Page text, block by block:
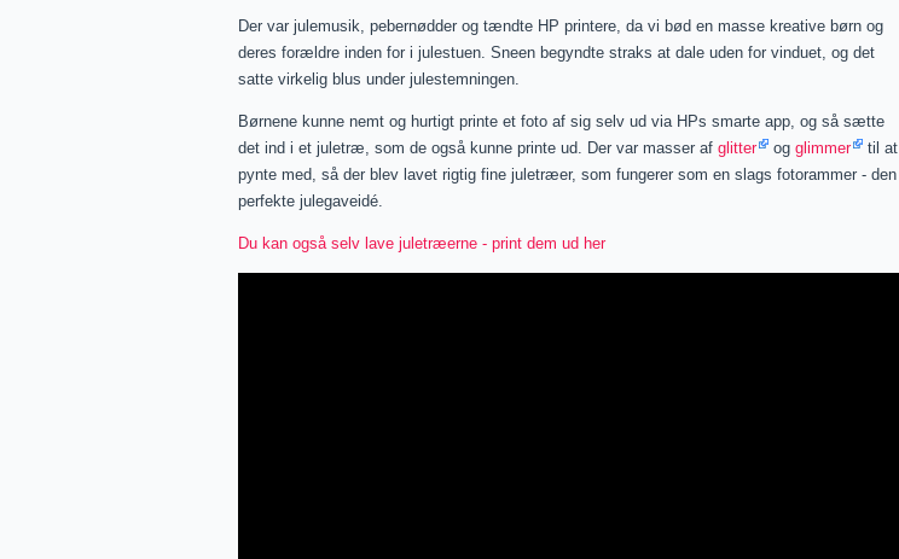
Der var julemusik, pebernødder og tændte HP printere, da vi bød en masse kreative børn og
deres forældre inden for i julestuen. Sneen begyndte straks at dale uden for vinduet, og det
satte virkelig blus under julestemningen.
Børnene kunne nemt og hurtigt printe et foto af sig selv ud via HPs smarte app, og så sætte
det ind i et juletræ, som de også kunne printe ud. Der var masser af glitter og glimmer
til at
pynte med, så der blev lavet rigtig fine juletræer, som fungerer som en slags fotorammer - den
perfekte julegaveidé.
Du kan også selv lave juletræerne - print dem ud her